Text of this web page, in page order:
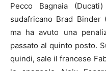
Pecco Bagnaia
sudafricano Brad Binder
ma ha avuto una
passato al quinto posto.
quindi, sale il francese